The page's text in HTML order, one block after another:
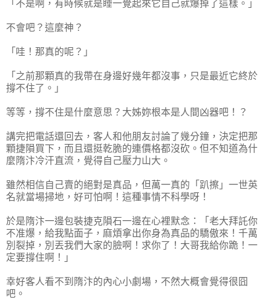
「不是啊，有時候就是睡一覺起來它自己就爆掉了這樣。」
不會吧？這麼神？
「哇！那真的呢？」
「之前那顆真的我帶在身邊好幾年都沒事，只是最近它終於
撐不住了。」
等等，撐不住是什麼意思？大姊妳根本是人間凶器吧！？
講完把電話還回去，客人和他朋友討論了幾分鐘，決定把那
顆捷隕買下，而且還挺乾脆的連價格都沒砍。但不知道為什
麼隋汴冷汗直流，覺得自己壓力山大。
雖然相信自己賣的絕對是真品，但萬一真的「趴擦」一世英
名就當場掃地，好可怕啊！這種事情不科學呀！
於是隋汴一邊包裝捷克隕石一邊在心裡默念：「老大拜託你
不准爆，給我點面子，麻煩拿出你身為真品的驕傲來！千萬
別裂掉，別丟我們大家的臉啊！求你了！大哥我給你跪！一
定要撐住啊！」
幸好客人看不到隋汴的內心小劇場，不然大概會覺得很囧
吧。